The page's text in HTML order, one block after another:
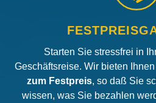
Starten Sie stressfrei in
Geschäftsreise. Wir bieten
zum Festpreis, so daß Sie
wissen, was Sie bezahlen